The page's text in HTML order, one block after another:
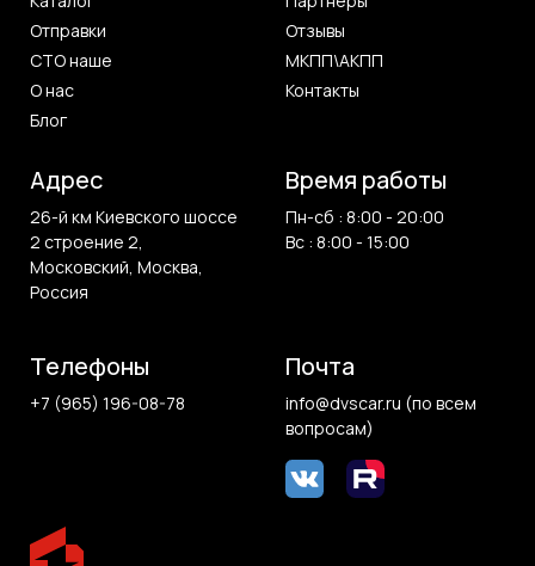
Отправки
Отзывы
СТО наше
МКПП\АКПП
О нас
Контакты
Блог
Адрес
26-й км Киевского шоссе
2 строение 2,
Московский, Москва,
Россия
Время работы
Пн-сб : 8:00 - 20:00
Вс : 8:00 - 15:00
Телефоны
+7 (965) 196-08-78
Почта
info@dvscar.ru (по всем
вопросам)